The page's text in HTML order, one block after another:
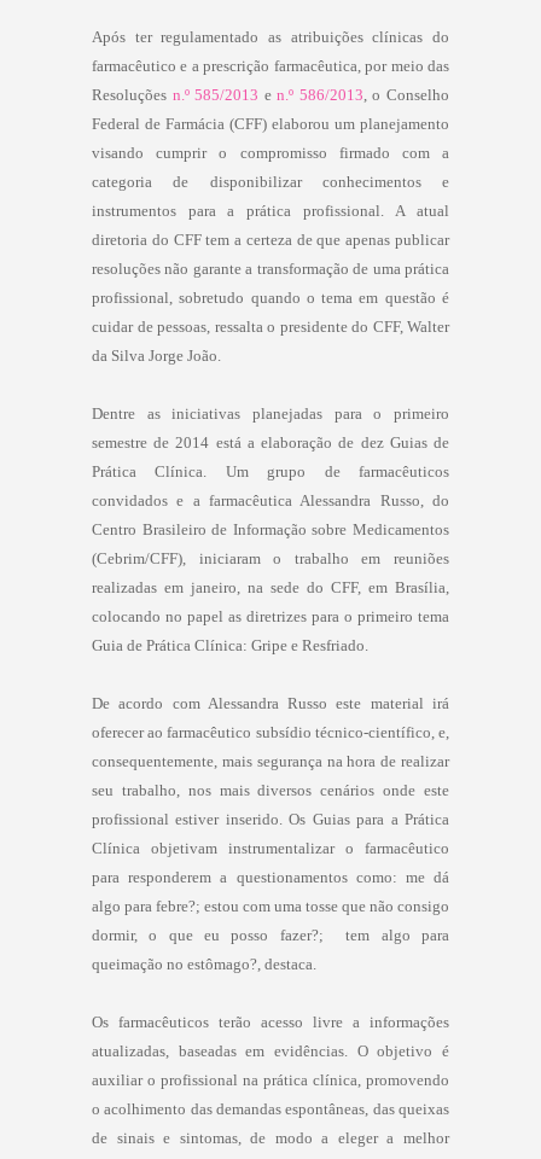
Após ter regulamentado as atribuições clínicas do
farmacêutico e a prescrição farmacêutica, por meio das
Resoluções n.º 585/2013 en.º 586/2013 , o Conselho
Federal de Farmácia (CFF) elaborou um planejamento
visando cumprir o compromisso firmado com a
categoria de disponibilizar conhecimentos e
instrumentos para a prática profissional. A atual
diretoria do CFF tem a certeza de que apenas publicar
resoluções não garante a transformação de uma prática
profissional, sobretudo quando o tema em questão é
cuidar de pessoas, ressalta o presidente do CFF, Walter
da Silva Jorge João.
Dentre as iniciativas planejadas para o primeiro
semestre de 2014 está a elaboração de dez Guias de
Prática Clínica. Um grupo de farmacêuticos
convidados e a farmacêutica Alessandra Russo, do
Centro Brasileiro de Informação sobre Medicamentos
(Cebrim/CFF), iniciaram o trabalho em reuniões
realizadas em janeiro, na sede do CFF, em Brasília,
colocando no papel as diretrizes para o primeiro tema
Guia de Prática Clínica: Gripe e Resfriado.
De acordo com Alessandra Russo este material irá
oferecer ao farmacêutico subsídio técnico-científico, e,
consequentemente, mais segurança na hora de realizar
seu trabalho, nos mais diversos cenários onde este
profissional estiver inserido. Os Guias para a Prática
Clínica objetivam instrumentalizar o farmacêutico
para responderem a questionamentos como: me dá
algo para febre?; estou com uma tosse que não consigo
dormir, o que eu posso fazer?; tem algo para
queimação no estômago?, destaca.
Os farmacêuticos terão acesso livre a informações
atualizadas, baseadas em evidências. O objetivo é
auxiliar o profissional na prática clínica, promovendo
o acolhimento das demandas espontâneas, das queixas
de sinais e sintomas, de modo a eleger a melhor